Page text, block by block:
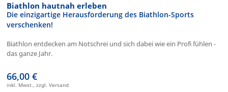
Biathlon hautnah erleben
Die einzigartige Herausforderung des Biathlon-Sports
verschenken!
Biathlon entdecken am Notschrei und sich dabei wie ein Profi fühlen -
das ganze Jahr.
66,00 €
inkl. Mwst., zzgl. Versand